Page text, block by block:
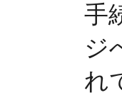
手
ジ
れ